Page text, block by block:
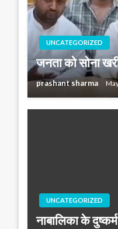
UNCATEGORIZED
जनता को सोना
prashant sharma
UNCATEGORIZED
नाबालिका के